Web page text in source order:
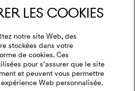
agréés
sociaux
les cookies
notre site Web, des
stockées dans votre
de cookies. Ces
pour s’assurer que le site
et peuvent vous permettre
Web personnalisée.